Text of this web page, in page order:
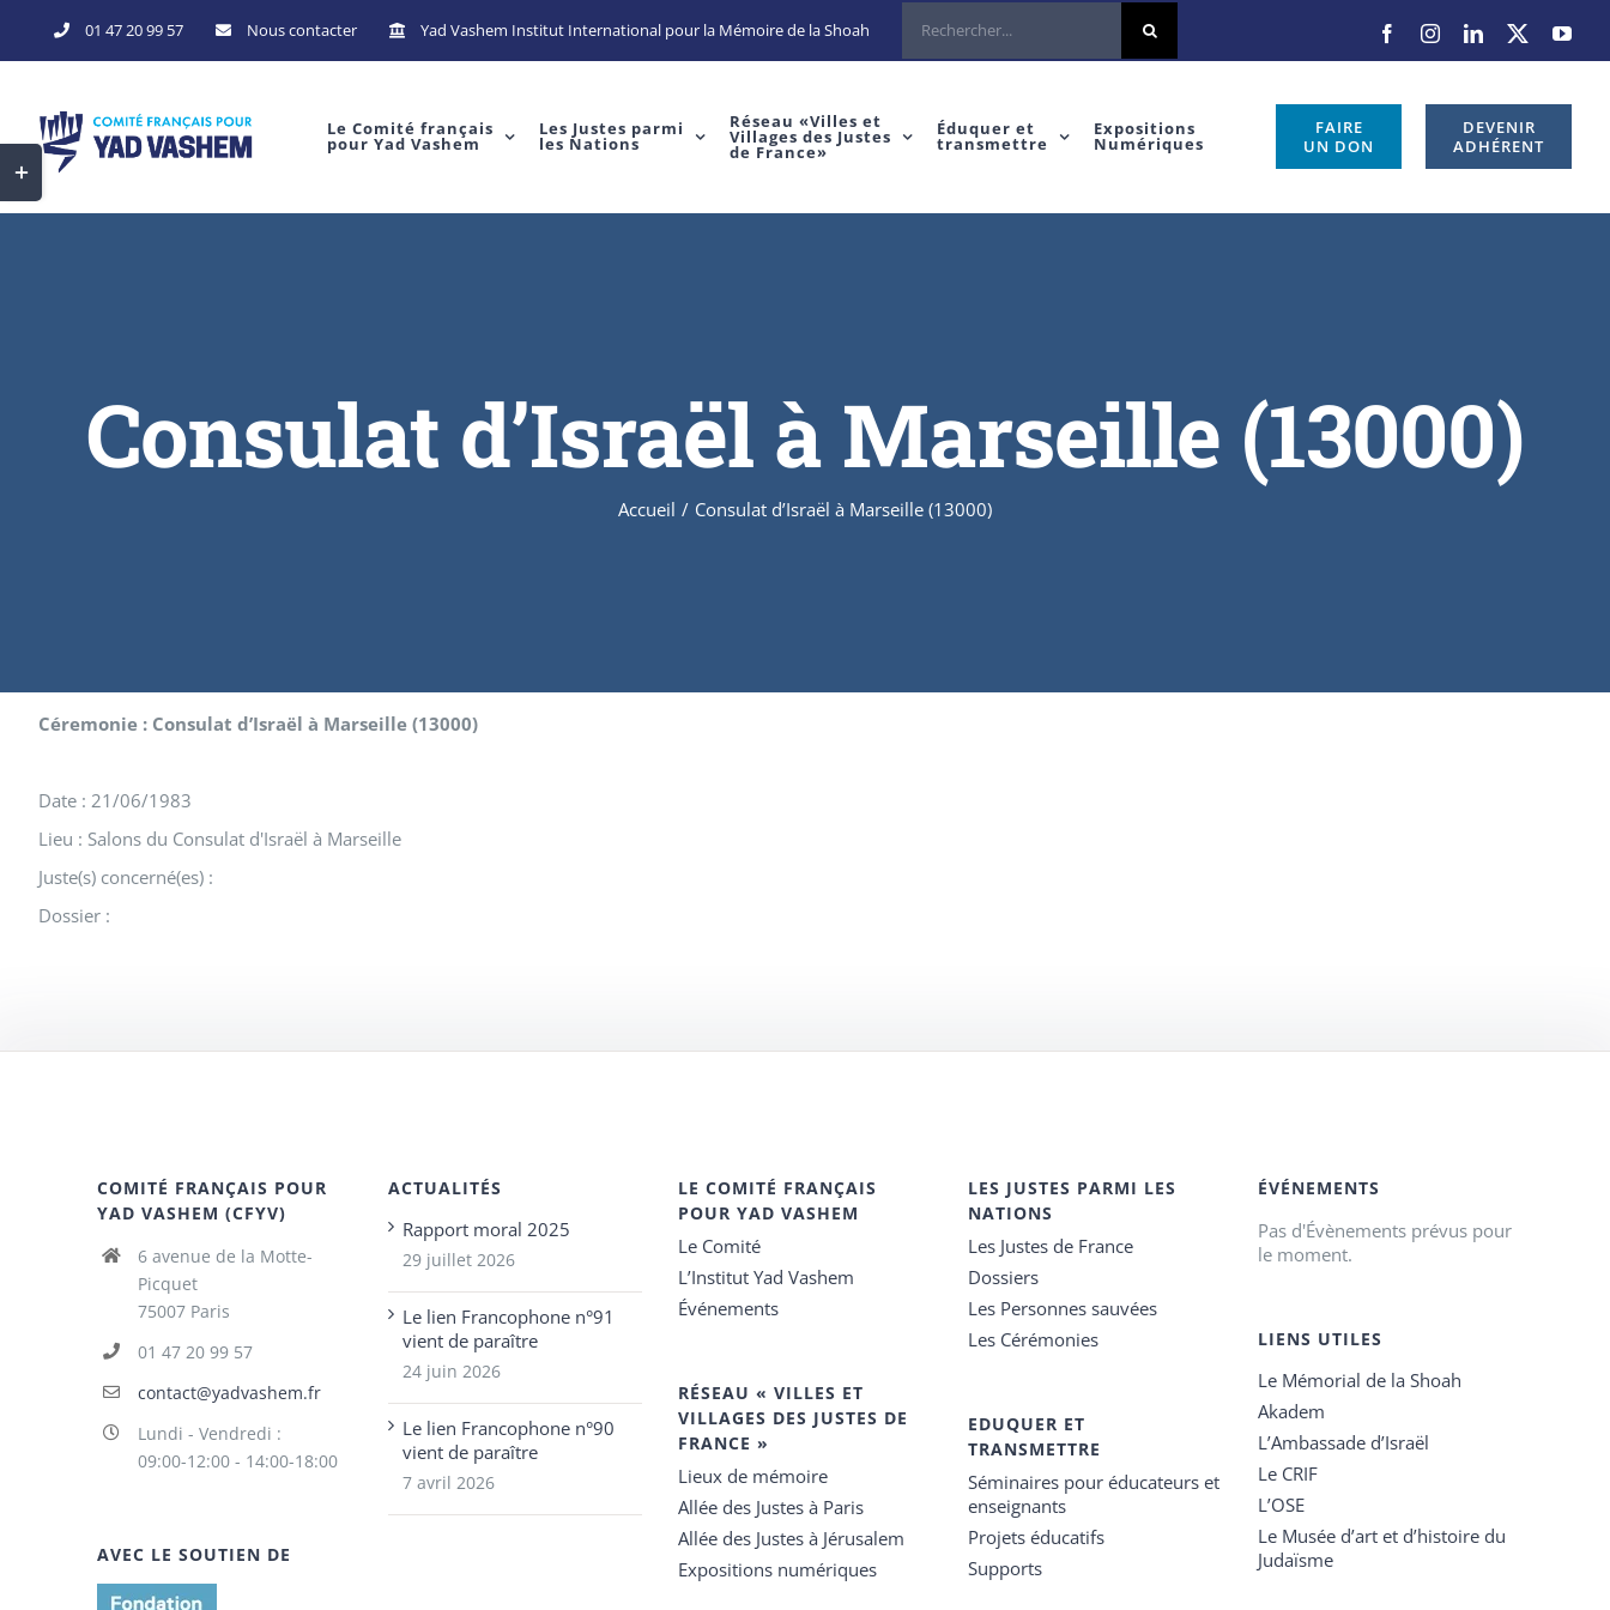
to
01 47 20 99 57 Nous contacter Yad Vashem Institut International pour la Mémoire de la Shoah Rechercher
FacebookInstagramLinkedIn
X
Le Comité français
pour Yad Vashem
Les Justes parmi
les Nations
Réseau «Villes et
Villages des Justes
de France»
Éduquer et
transmettre
Expositions
Numériques
FAIRE
UN DON
DEVENIR
ADHÉRENT
Consulat d’Israël à Marseille (13000)
Accueil / Consulat d’Israël à Marseille (13000)
Céremonie : Consulat d’Israël à Marseille (13000)
Date : 21/06/1983
Lieu : Salons du Consulat d'Israël à Marseille
Juste(s) concerné(es) :
Dossier :
COMITÉ FRANÇAIS POUR
YAD VASHEM (CFYV)
6 avenue de la Motte-
Picquet
75007 Paris
01 47 20 99 57
contact@yadvashem.fr
Lundi - Vendredi :
09:00-12:00 - 14:00-18:00
AVEC LE SOUTIEN DE
ACTUALITÉS
Rapport moral 2025
29 juillet 2026
Le lien Francophone n°91
vient de paraître
24 juin 2026
Le lien Francophone n°90
vient de paraître
7 avril 2026
LE COMITÉ FRANÇAIS
POUR YAD VASHEM
Le Comité
L’Institut Yad Vashem
Événements
RÉSEAU « VILLES ET
VILLAGES DES JUSTES DE
FRANCE »
Lieux de mémoire
Allée des Justes à Paris
Allée des Justes à Jérusalem
Expositions numériques
LES JUSTES PARMI LES
NATIONS
Les Justes de France
Dossiers
Les Personnes sauvées
Les Cérémonies
EDUQUER ET
TRANSMETTRE
Séminaires pour éducateurs et
enseignants
Projets éducatifs
Supports
ÉVÉNEMENTS
Pas d'Évènements prévus pour
le moment.
LIENS UTILES
Le Mémorial de la Shoah
Akadem
L’Ambassade d’Israël
Le CRIF
L’OSE
Le Musée d’art et d’histoire du
Judaïsme
Toggle
Sliding